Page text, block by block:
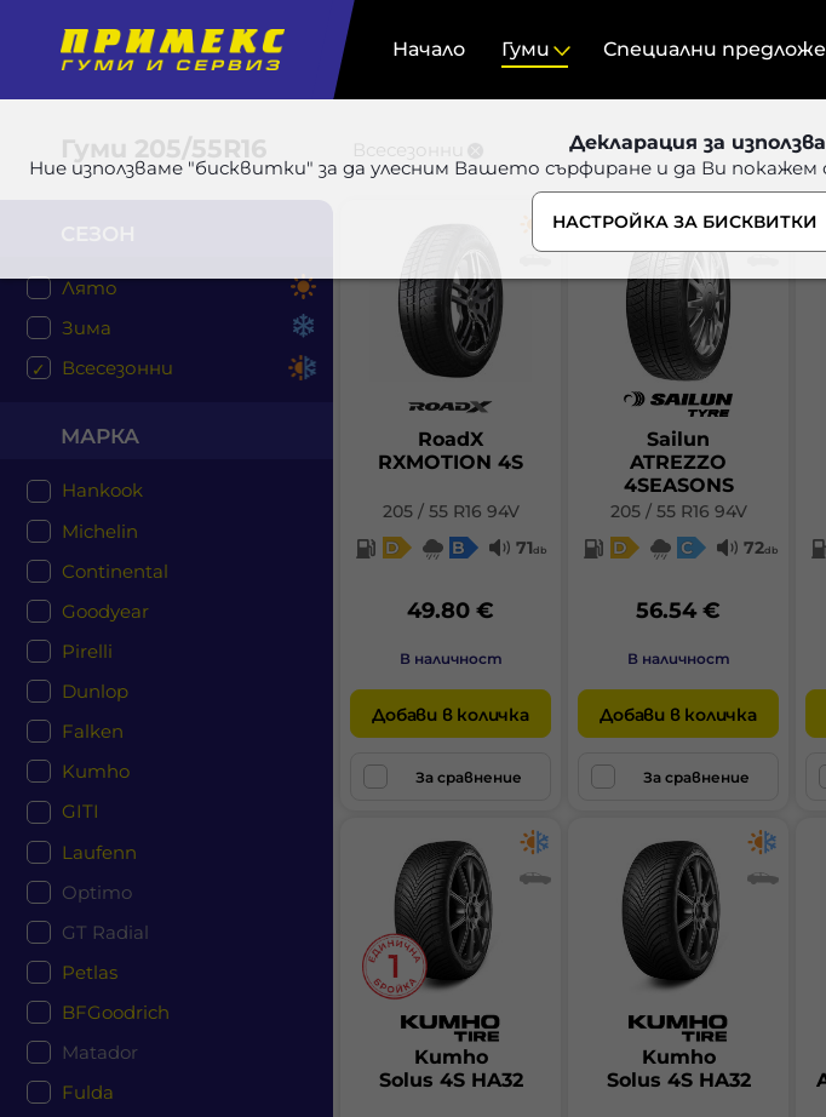
Декларация за
Ние използваме "бисквитки" за да улесним Вашето сърфиране и да Ви
НАСТРОЙКА ЗА БИСКВИТКИ
Начало Гуми Специални
Гуми 205/55R16 Всесезонни
Лято
Зима
Всесезонни
МАРКА
Hankook
Michelin
Continental
Goodyear
Pirelli
Dunlop
Falken
Kumho
GITI
Laufenn
Optimo
GT Radial
Petlas
BFGoodrich
Matador
Fulda
RoadX
RXMOTION 4S
205 / 55 R16 94V
D
B 71db
49.80 €
В наличност
Добави в количка
За сравнение
Sailun
ATREZZO
4SEASONS
205 / 55 R16 94V
D
C 72db
56.54 €
В наличност
Добави в количка
За сравнение
Kumho
Solus 4S HA32
Kumho
Solus 4S HA32